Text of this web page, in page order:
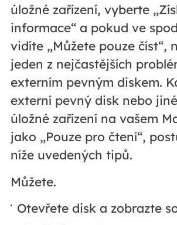
úložné zařízení, vyberte
informace“ a pokud ve
vidíte „Můžete pouze číst“,
jeden z nejčastějších
externím pevným diskem.
externí pevný disk nebo
úložné zařízení na vašem
jako „Pouze pro čtení“,
níže uvedených tipů.
Můžete.
Otevřete disk a zobrazte